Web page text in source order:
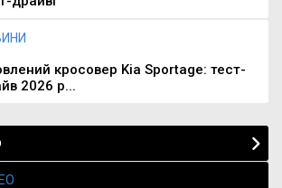
кросовер Kia Sportage: тест-
2026 р...